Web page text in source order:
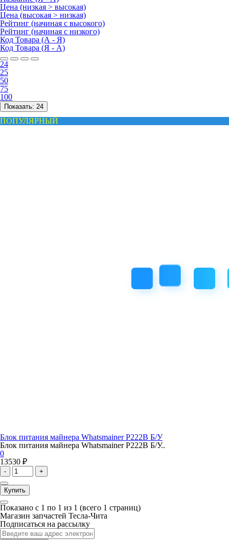
Цена (низкая > высокая)
Цена (высокая > низкая)
Рейтинг (начиная с высокого)
Рейтинг (начиная с низкого)
Код Товара (А - Я)
Код Товара (Я - А)
24
25
50
75
100
Показать: 24
ПОПУЛЯРНЫЙ
Блок питания майнера Whatsmainer P222B Б/У
Блок питания майнера Whatsmainer P222B Б/У..
0
13530 ₽
- +
Купить
Показано с 1 по 1 из 1 (всего 1 страниц)
Магазин запчастей Тесла-Чита
Подписаться на рассылку